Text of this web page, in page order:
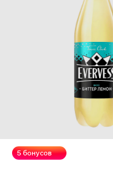
5 бонусов